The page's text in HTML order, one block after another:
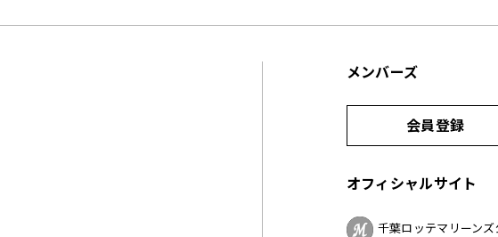
メンバーズ
会員登録
オフィシャルサイト
千葉ロッテマリーンズ